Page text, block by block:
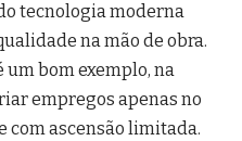
tecnologia moderna
na mão de obra.
um bom exemplo, na
empregos apenas no
com ascensão limitada.